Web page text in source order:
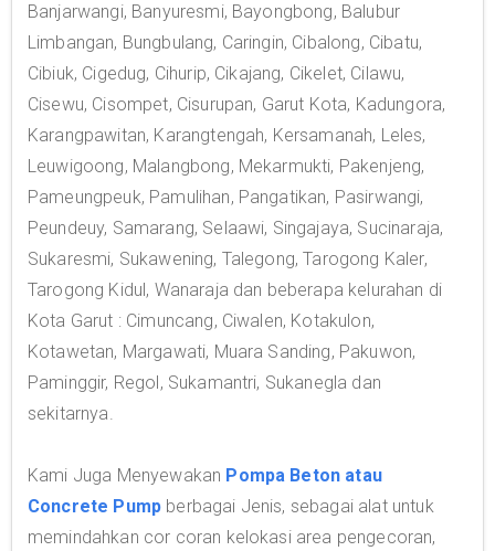
Banjarwangi, Banyuresmi, Bayongbong, Balubur
Limbangan, Bungbulang, Caringin, Cibalong, Cibatu,
Cibiuk, Cigedug, Cihurip, Cikajang, Cikelet, Cilawu,
Cisewu, Cisompet, Cisurupan, Garut Kota, Kadungora,
Karangpawitan, Karangtengah, Kersamanah, Leles,
Leuwigoong, Malangbong, Mekarmukti, Pakenjeng,
Pameungpeuk, Pamulihan, Pangatikan, Pasirwangi,
Peundeuy, Samarang, Selaawi, Singajaya, Sucinaraja,
Sukaresmi, Sukawening, Talegong, Tarogong Kaler,
Tarogong Kidul, Wanaraja dan beberapa kelurahan di
Kota Garut : Cimuncang, Ciwalen, Kotakulon,
Kotawetan, Margawati, Muara Sanding, Pakuwon,
Paminggir, Regol, Sukamantri, Sukanegla dan
sekitarnya.
Kami Juga Menyewakan Pompa Beton atau
Concrete Pump berbagai Jenis, sebagai alat untuk
memindahkan cor coran kelokasi area pengecoran,